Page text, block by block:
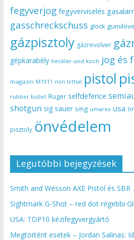
fegyverjog fegyverviselés
gasschreckschuss glock
gázpisztoly gázrevolver
gépkarabély heckler und koch jog és
magazin M1911 non lethal pistol
rubber bullet Ruger selfdefence
shotgun sig sauer smg umarex usa
pisztoly önvédelem
Legutóbbi bejegyzések
Smith and Wesson AXE Pistol és SBR
Sightmark G-Shot – red dot régebbi
USA: TOP10 kézifegyvergyártó
Megtörtént esetek – Jordan Salinas: